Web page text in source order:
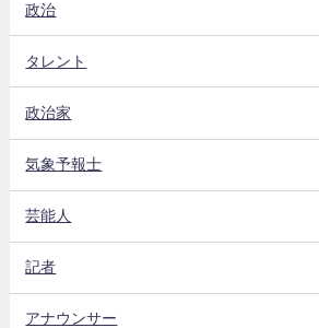
政治
タレント
政治家
気象予報士
芸能人
記者
アナウンサー